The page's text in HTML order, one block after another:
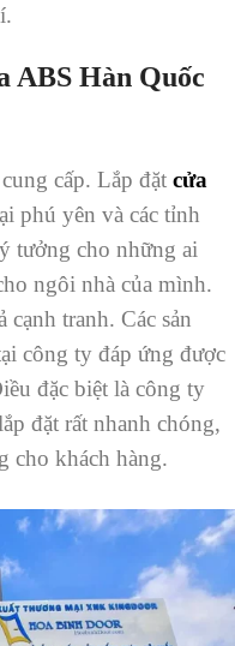
ABS Hàn Quốc
cấp. Lắp đặt cửa
phú yên và các tỉnh
tưởng cho những ai
ngôi nhà của mình.
tranh. Các sản
công ty đáp ứng được
đặc biệt là công ty
đặt rất nhanh chóng,
cho khách hàng.